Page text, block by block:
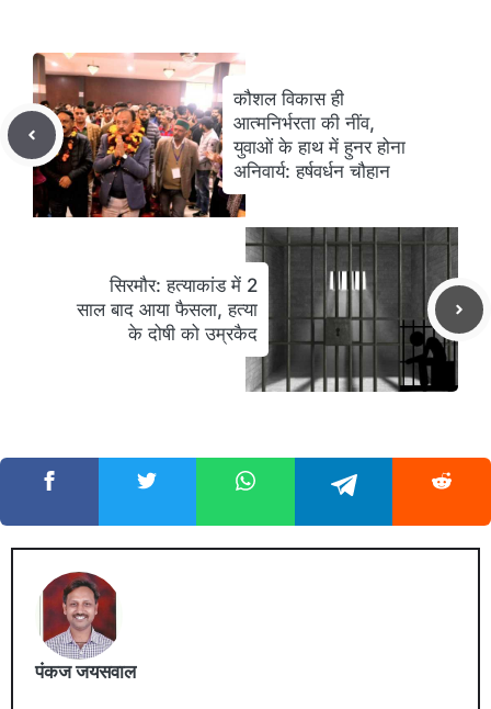
कौशल विकास ही
आत्मनिर्भरता की नींव,
युवाओं के हाथ में हुनर होना
अनिवार्य: हर्षवर्धन चौहान
सिरमौर: हत्याकांड में 2
साल बाद आया फैसला, हत्या
के दोषी को उम्रकैद
पंकज जयसवाल